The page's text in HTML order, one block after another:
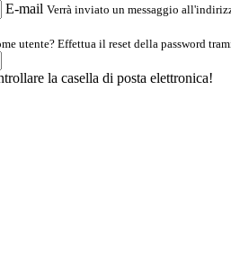
E-mail Verrà inviato un messaggio
utente? Effettua il reset della password
la casella di posta elettronica!